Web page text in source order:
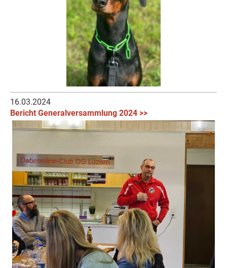
16.03.2024
Bericht Generalversammlung 2024 >>